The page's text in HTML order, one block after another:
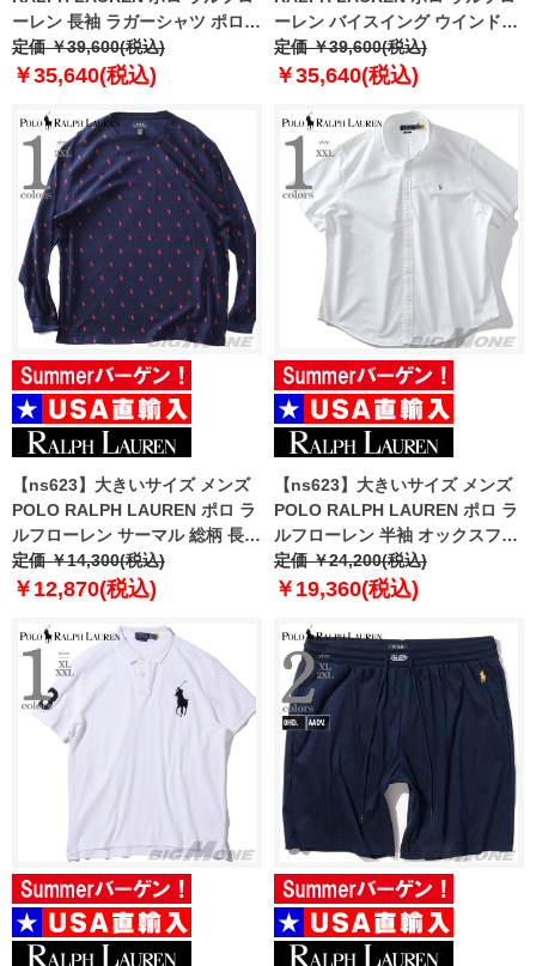
ーレン 長袖 ラガーシャツ ポロシ
ャツ USA直輸入 710p04969-001
定価 ￥39,600(税込)
￥35,640(税込)
ーレン バイスイング ウインドブ
レーカー ジャケット USA直輸入
710548506-002
定価 ￥39,600(税込)
￥35,640(税込)
【ns623】大きいサイズ メンズ
POLO RALPH LAUREN ポロ ラ
ルフローレン サーマル 総柄 長袖
Tシャツ USA直輸入 pw25hr-
a0sO
定価 ￥14,300(税込)
￥12,870(税込)
【ns623】大きいサイズ メンズ
POLO RALPH LAUREN ポロ ラ
ルフローレン 半袖 オックスフォ
ード ボタンダウン シャツ USA直
輸入 710787736-003
定価 ￥24,200(税込)
￥19,360(税込)